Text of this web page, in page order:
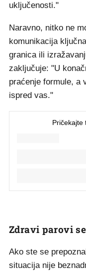
uključenosti."
Naravno, nitko ne
komunikacija
granica ili
zaključuje: "U
praćenje formule, a
ispred vas."
Zdravi parovi
Ako ste se
situacija nije